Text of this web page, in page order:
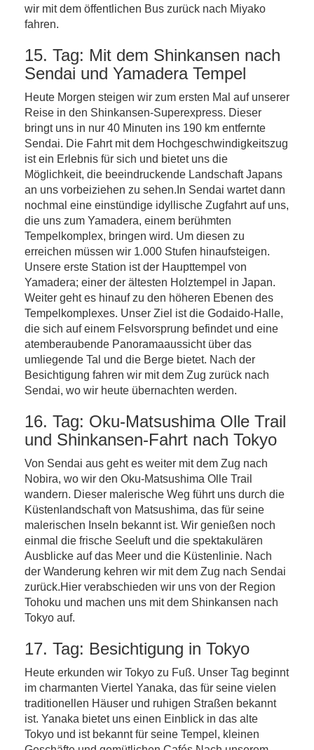
wir mit dem öffentlichen Bus zurück nach Miyako
fahren.
15. Tag: Mit dem Shinkansen nach
Sendai und Yamadera Tempel
Heute Morgen steigen wir zum ersten Mal auf unserer
Reise in den Shinkansen-Superexpress. Dieser
bringt uns in nur 40 Minuten ins 190 km entfernte
Sendai. Die Fahrt mit dem Hochgeschwindigkeitszug
ist ein Erlebnis für sich und bietet uns die
Möglichkeit, die beeindruckende Landschaft Japans
an uns vorbeiziehen zu sehen.In Sendai wartet dann
nochmal eine einstündige idyllische Zugfahrt auf uns,
die uns zum Yamadera, einem berühmten
Tempelkomplex, bringen wird. Um diesen zu
erreichen müssen wir 1.000 Stufen hinaufsteigen.
Unsere erste Station ist der Haupttempel von
Yamadera; einer der ältesten Holztempel in Japan.
Weiter geht es hinauf zu den höheren Ebenen des
Tempelkomplexes. Unser Ziel ist die Godaido-Halle,
die sich auf einem Felsvorsprung befindet und eine
atemberaubende Panoramaaussicht über das
umliegende Tal und die Berge bietet. Nach der
Besichtigung fahren wir mit dem Zug zurück nach
Sendai, wo wir heute übernachten werden.
16. Tag: Oku-Matsushima Olle Trail
und Shinkansen-Fahrt nach Tokyo
Von Sendai aus geht es weiter mit dem Zug nach
Nobira, wo wir den Oku-Matsushima Olle Trail
wandern. Dieser malerische Weg führt uns durch die
Küstenlandschaft von Matsushima, das für seine
malerischen Inseln bekannt ist. Wir genießen noch
einmal die frische Seeluft und die spektakulären
Ausblicke auf das Meer und die Küstenlinie. Nach
der Wanderung kehren wir mit dem Zug nach Sendai
zurück.Hier verabschieden wir uns von der Region
Tohoku und machen uns mit dem Shinkansen nach
Tokyo auf.
17. Tag: Besichtigung in Tokyo
Heute erkunden wir Tokyo zu Fuß. Unser Tag beginnt
im charmanten Viertel Yanaka, das für seine vielen
traditionellen Häuser und ruhigen Straßen bekannt
ist. Yanaka bietet uns einen Einblick in das alte
Tokyo und ist bekannt für seine Tempel, kleinen